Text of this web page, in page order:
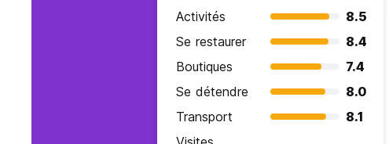
Activités
8.5
Se restaurer
8.4
Boutiques
7.4
Se détendre
8.0
Transport
8.1